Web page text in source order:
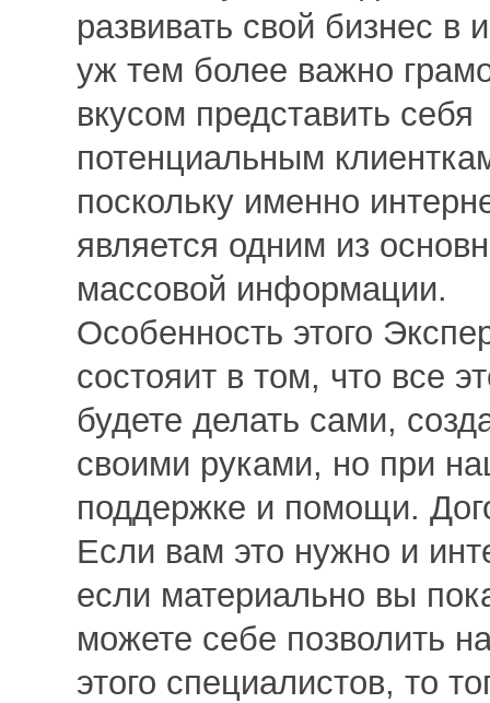
развивать свой бизнес в
уж тем более важно
вкусом представить себя
потенциальным
поскольку именно
является одним из
массовой информации.
Особенность этого
состояит в том, что все
будете делать сами,
своими руками, но при
поддержке и помощи.
Если вам это нужно и
если материально вы
можете себе позволить
этого специалистов, то